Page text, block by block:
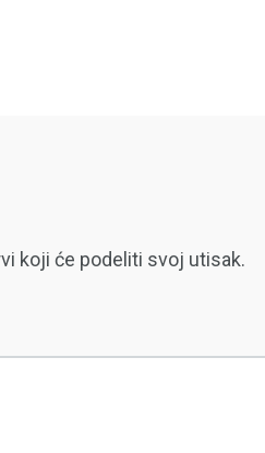
koji će podeliti svoj utisak.